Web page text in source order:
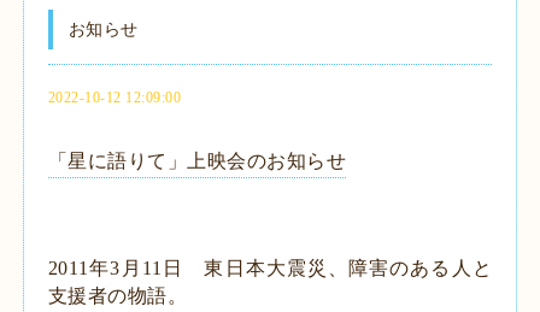
お知らせ
2022-10-12 12:09:00
「星に語りて」上映会のお知らせ
2011年3月11日 東日本大震災、障害のある人と
支援者の物語。